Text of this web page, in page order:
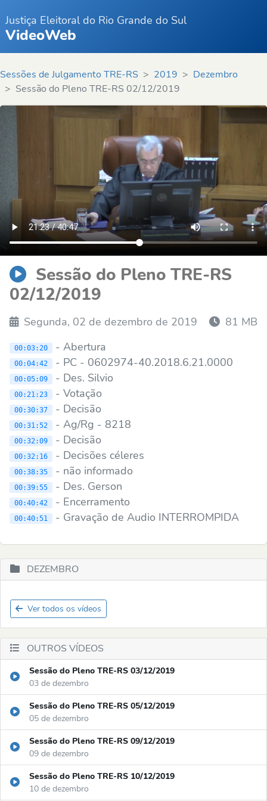
Justiça Eleitoral do Rio Grande do Sul
VideoWeb
Sessões de Julgamento TRE-RS 2019
Dezembro
Sessão do Pleno TRE-RS 02/12/2019
Sessão do Pleno TRE-RS
02/12/2019
Segunda, 02 de dezembro de 2019 81 MB
00:03:20 - Abertura
00:04:42 - PC - 0602974-40.2018.6.21.0000
00:05:09 - Des. Silvio
00:21:23 - Votação
00:30:37 - Decisão
00:31:52 - Ag/Rg - 8218
00:32:09 - Decisão
00:32:16 - Decisões céleres
00:38:35 - não informado
00:39:55 - Des. Gerson
00:40:42 - Encerramento
00:40:51 - Gravação de Audio INTERROMPIDA
DEZEMBRO
Ver todos os vídeos
OUTROS VÍDEOS
Sessão do Pleno TRE-RS 03/12/2019
03 de dezembro
Sessão do Pleno TRE-RS 05/12/2019
05 de dezembro
Sessão do Pleno TRE-RS 09/12/2019
09 de dezembro
Sessão do Pleno TRE-RS 10/12/2019
10 de dezembro